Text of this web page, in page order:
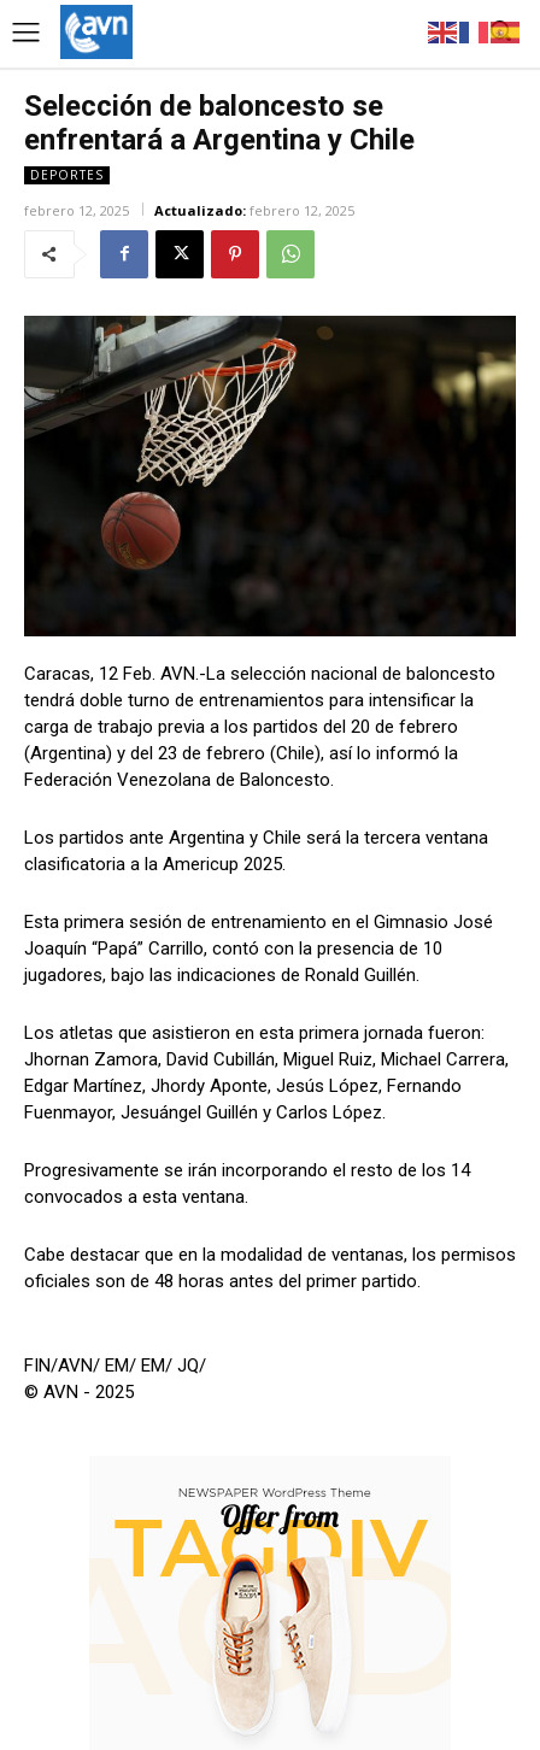
Selección de baloncesto se
enfrentará a Argentina y Chile
DEPORTES
febrero 12, 2025 Actualizado: febrero 12, 2025
Caracas, 12 Feb. AVN.-La selección nacional de baloncesto
tendrá doble turno de entrenamientos para intensificar la
carga de trabajo previa a los partidos del 20 de febrero
(Argentina) y del 23 de febrero (Chile), así lo informó la
Federación Venezolana de Baloncesto.
Los partidos ante Argentina y Chile será la tercera ventana
clasificatoria a la Americup 2025.
Esta primera sesión de entrenamiento en el Gimnasio José
Joaquín “Papá” Carrillo, contó con la presencia de 10
jugadores, bajo las indicaciones de Ronald Guillén.
Los atletas que asistieron en esta primera jornada fueron:
Jhornan Zamora, David Cubillán, Miguel Ruiz, Michael Carrera,
Edgar Martínez, Jhordy Aponte, Jesús López, Fernando
Fuenmayor, Jesuángel Guillén y Carlos López.
Progresivamente se irán incorporando el resto de los 14
convocados a esta ventana.
Cabe destacar que en la modalidad de ventanas, los permisos
oficiales son de 48 horas antes del primer partido.
FIN/AVN/ EM/ EM/ JQ/
© AVN - 2025